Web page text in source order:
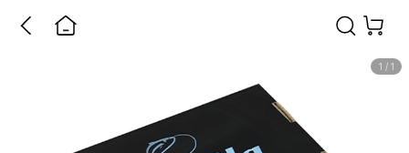
1 / 1